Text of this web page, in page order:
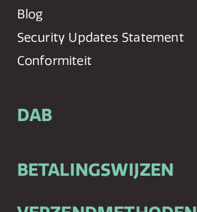
Blog
Security Updates Statement
Conformiteit
DAB
BETALINGSWIJZEN